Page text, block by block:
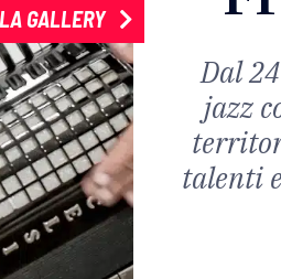
GALLERY
Dal
jazz
talenti